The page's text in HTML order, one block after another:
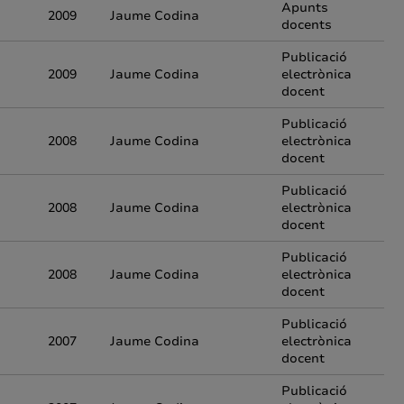
2009 Jaume Codina
Apunts
docents
2009 Jaume Codina
Publicació
electrònica
docent
2008 Jaume Codina
Publicació
electrònica
docent
2008 Jaume Codina
Publicació
electrònica
docent
2008 Jaume Codina
Publicació
electrònica
docent
2007 Jaume Codina
Publicació
electrònica
docent
Publicació